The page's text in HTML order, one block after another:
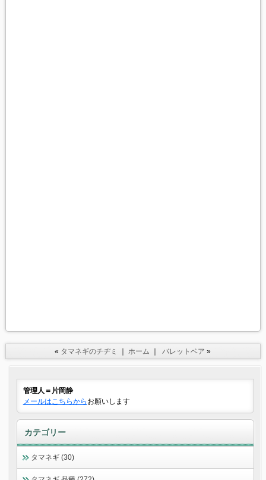
« タマネギのチヂミ ｜ホーム ｜バレットベア »
管理人＝片岡静
メールはこちらから お願いします
カテゴリー
タマネギ (30)